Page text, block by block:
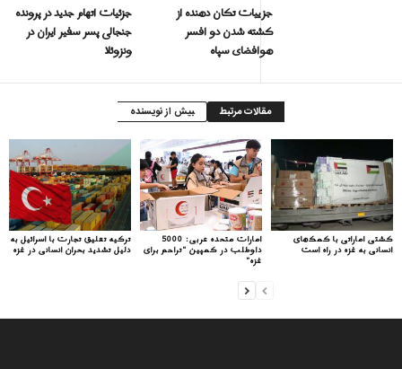
جزئیات اتهام جدید در پرونده
جنجالی پسر سفیر ایران در
ونزوئلا
جزييات تكان دهنده از
كشته شدن دو افسر
هوافضای سپاه
مقالات مرتبط بیش از نویسنده
ترکیه تعلیق تجارت با اسرائیل به
دلیل تشدید بحران انسانی در غزه
امارات متحده عربی: 5000
داوطلب در کمپین “تراحم برای
غزه”
کشتی اماراتی با کمک‌های
انسانی به غزه در راه است